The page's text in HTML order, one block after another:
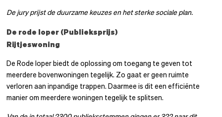
De jury prijst de duurzame keuzes en het sterke sociale plan.
De rode loper (Publieksprijs)
Rijtjeswoning
De Rode loper biedt de oplossing om toegang te geven tot
meerdere bovenwoningen tegelijk. Zo gaat er geen ruimte
verloren aan inpandige trappen. Daarmee is dit een efficiënte
manier om meerdere woningen tegelijk te splitsen.